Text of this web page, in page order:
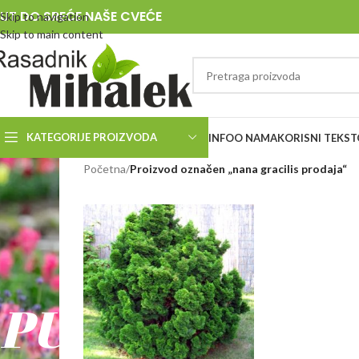
Skip to navigation
Skip to main content
DO SREĆE NAŠE CVEĆE
KATEGORIJE PROIZVODA INFOO NAMAKORISNI
RASADNIK
MIHALEK
PUT
Početna/Proizvod označen „nana gracilis prodaja“